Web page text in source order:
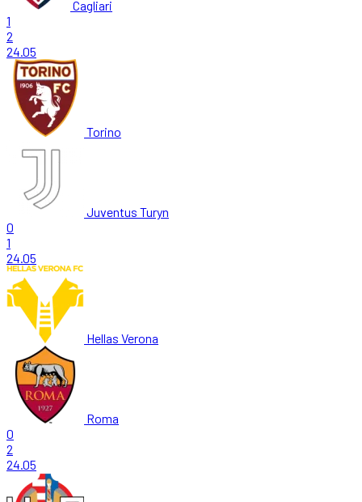
Cagliari
1
2
24.05
Torino
Juventus Turyn
0
1
24.05
Hellas Verona
Roma
0
2
24.05